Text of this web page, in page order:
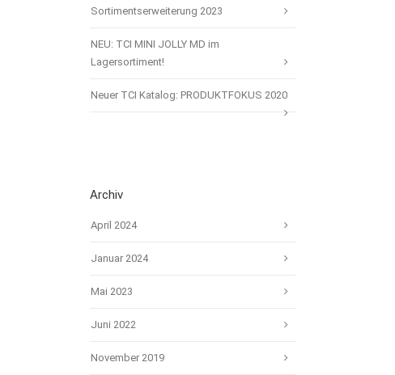
Sortimentserweiterung 2023
NEU: TCI MINI JOLLY MD im
Lagersortiment!
Neuer TCI Katalog: PRODUKTFOKUS 2020
Archiv
April 2024
Januar 2024
Mai 2023
Juni 2022
November 2019